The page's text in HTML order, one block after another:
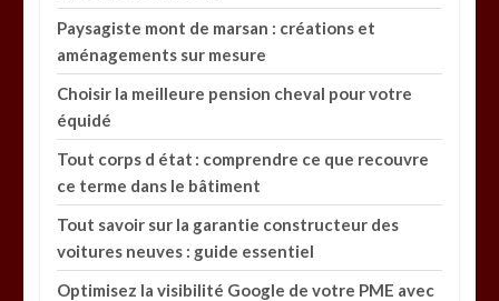
Paysagiste mont de marsan : créations et
aménagements sur mesure
Choisir la meilleure pension cheval pour votre
équidé
Tout corps d état : comprendre ce que recouvre
ce terme dans le bâtiment
Tout savoir sur la garantie constructeur des
voitures neuves : guide essentiel
Optimisez la visibilité Google de votre PME avec